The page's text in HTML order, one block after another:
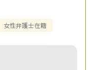
女性弁護士在籍